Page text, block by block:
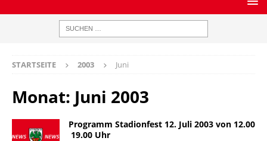
STARTSEITE 2003 Juni
Monat: Juni 2003
Programm Stadionfest 12. Juli 2003 von 12.00
 19.00 Uhr